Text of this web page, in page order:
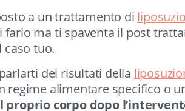
a un trattamento di
farlo ma ti spaventa il post
caso tuo.
dei risultati della
regime alimentare specifico o
proprio corpo dopo